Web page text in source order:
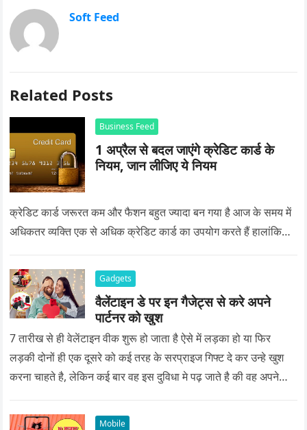
Soft Feed
Related Posts
Business Feed
1 अप्रैल से बदल जाएंगे क्रेडिट कार्ड के
नियम, जान लीजिए ये नियम
क्रेडिट कार्ड जरूरत कम और फैशन बहुत ज्यादा बन गया है आज के समय में
अधिकतर व्यक्ति एक से अधिक क्रेडिट कार्ड का उपयोग करते हैं हालांकि…
Gadgets
वैलेंटाइन डे पर इन गैजेट्स से करे अपने
पार्टनर को खुश
7 तारीख से ही वेलेंटाइन वीक शुरू हो जाता है ऐसे में लड़का हो या फिर
लड़की दोनों ही एक दूसरे को कई तरह के सरप्राइज गिफ्ट दे कर उन्हे खुश
करना चाहते है, लेकिन कई बार वह इस दुविधा मे पढ़ जाते है की वह अपने
Mobile